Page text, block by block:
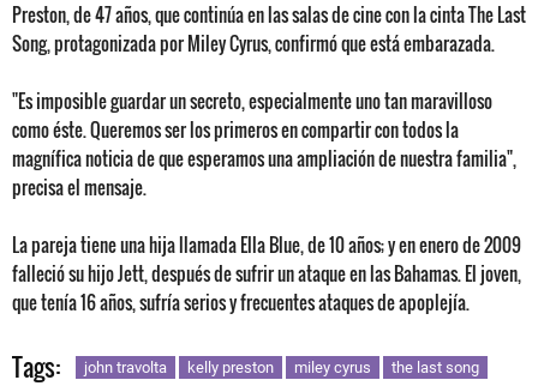
Preston, de 47 años, que continúa en las salas de cine con la cinta The Last
Song, protagonizada por Miley Cyrus, confirmó que está embarazada.
"Es imposible guardar un secreto, especialmente uno tan maravilloso
como éste. Queremos ser los primeros en compartir con todos la
magnífica noticia de que esperamos una ampliación de nuestra familia",
precisa el mensaje.
La pareja tiene una hija llamada Ella Blue, de 10 años; y en enero de 2009
falleció su hijo Jett, después de sufrir un ataque en las Bahamas. El joven,
que tenía 16 años, sufría serios y frecuentes ataques de apoplejía.
Tags: john travolta kelly preston miley cyrus the last song